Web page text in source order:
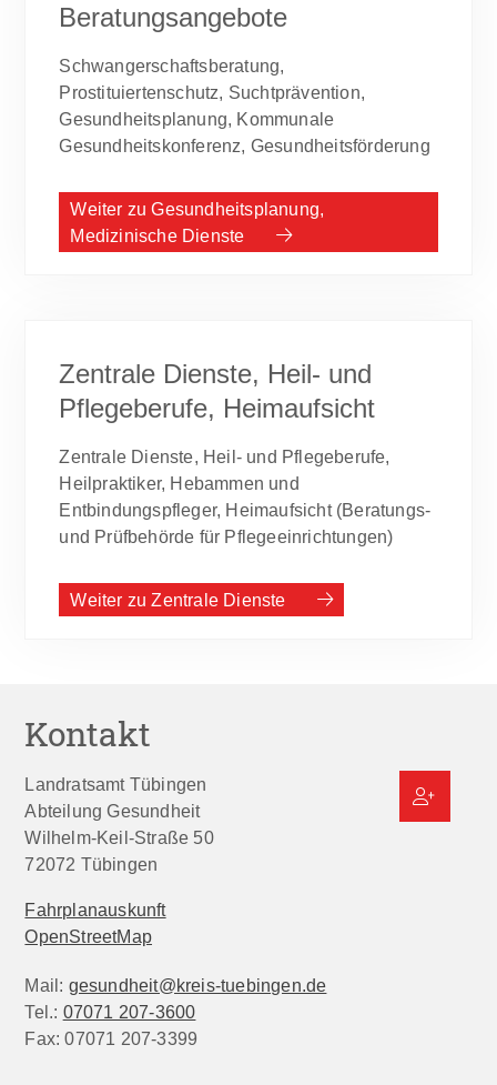
Beratungsangebote
Schwangerschaftsberatung,
Prostituiertenschutz, Suchtprävention,
Gesundheitsplanung, Kommunale
Gesundheitskonferenz, Gesundheitsförderung
Weiter zu Gesundheitsplanung,
Medizinische Dienste
Zentrale Dienste, Heil- und
Pflegeberufe, Heimaufsicht
Zentrale Dienste, Heil- und Pflegeberufe,
Heilpraktiker, Hebammen und
Entbindungspfleger, Heimaufsicht (Beratungs-
und Prüfbehörde für Pflegeeinrichtungen)
Weiter zu Zentrale Dienste
Kontakt
Landratsamt Tübingen
Abteilung Gesundheit
Wilhelm-Keil-Straße 50
72072 Tübingen
Fahrplanauskunft
OpenStreetMap
Mail: gesundheit@kreis-tuebingen.de
Tel.: 07071 207-3600
Fax: 07071 207-3399